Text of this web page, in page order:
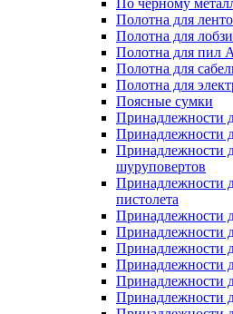
По чёрному
Полотна для
Полотна для
Полотна для пил
Полотна для
Полотна для
Поясные сумки
Принадлежности
Принадлежности
Принадлежности
шуруповертов
Принадлежности
пистолета
Принадлежности
Принадлежности
Принадлежности
Принадлежности
Принадлежности
Принадлежности